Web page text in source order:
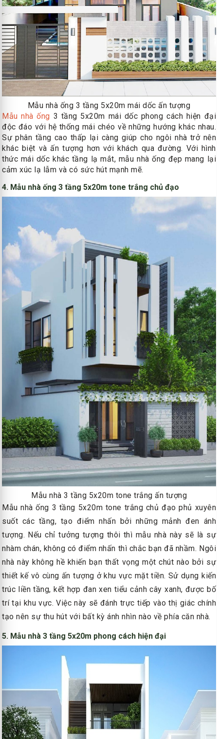
Mẫu nhà ống 3 tầng 5x20m mái dốc ấn tượng
Mẫu nhà ống 3 tầng 5x20m mái dốc phong cách hiện đại
độc đáo với hệ thống mái chéo về những hướng khác nhau.
Sự phân tầng cao thấp lại càng giúp cho ngôi nhà trở nên
khác biệt và ấn tượng hơn với khách qua đường. Với hình
thức mái dốc khác tầng lạ mắt, mẫu nhà ống đẹp mang lại
cảm xúc lạ lẫm và có sức hút mạnh mẽ.
4. Mẫu nhà ống 3 tầng 5x20m tone trắng chủ đạo
Mẫu nhà 3 tầng 5x20m tone trắng ấn tượng
Mẫu nhà ống 3 tầng 5x20m tone trắng chủ đạo phủ xuyên
suốt các tầng, tạo điểm nhấn bởi những mảnh đen ánh
tượng. Nếu chỉ tưởng tượng thôi thì mẫu nhà này sẽ là sự
nhàm chán, không có điểm nhấn thì chắc bạn đã nhầm. Ngôi
nhà này không hề khiến bạn thất vọng một chút nào bởi sự
thiết kế vô cùng ấn tượng ở khu vực mặt tiền. Sử dụng kiến
trúc liền tầng, kết hợp đan xen tiểu cảnh cây xanh, được bố
trí tại khu vực. Việc này sẽ đánh trực tiếp vào thị giác chính
tạo nên sự thu hút với bất kỳ ánh nhìn nào về phía căn nhà.
5. Mẫu nhà 3 tầng 5x20m phong cách hiện đại